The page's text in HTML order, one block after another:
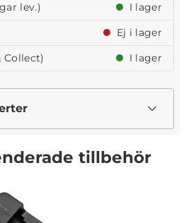
lev.)
I lager
Ej i lager
Collect)
I lager
tillbehör